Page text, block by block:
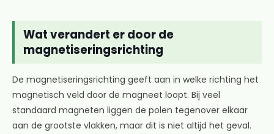
Wat verandert er door de
magnetiseringsrichting
De magnetiseringsrichting geeft aan in welke richting het
magnetisch veld door de magneet loopt. Bij veel
standaard magneten liggen de polen tegenover elkaar
aan de grootste vlakken, maar dit is niet altijd het geval.